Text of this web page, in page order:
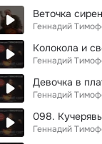
Веточка
Геннадий
Колокола и
Геннадий
Девочка в
Геннадий
098.
Геннадий